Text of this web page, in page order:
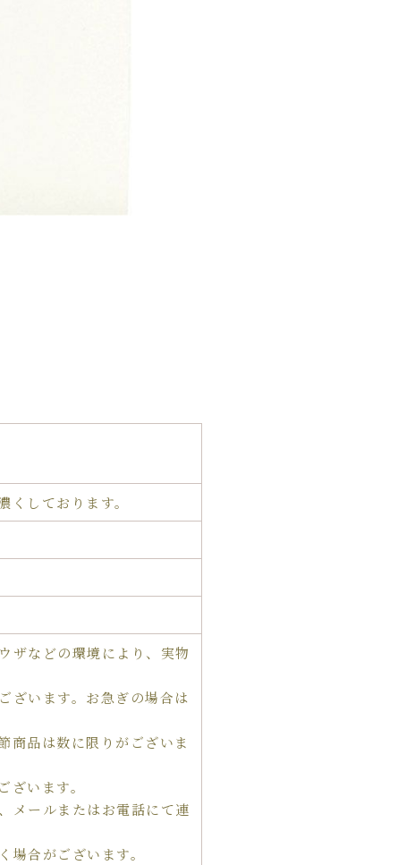
しております。
ザなどの環境により、実物
ざいます。お急ぎの場合は
商品は数に限りがございま
います。
メールまたはお電話にて連
合がございます。